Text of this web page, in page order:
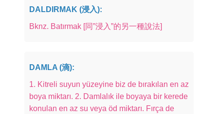
DALDIRMAK (浸入):
Bknz. Batırmak [同”浸入”的另一種說法]
DAMLA (滴):
1. Kitreli suyun yüzeyine biz de bırakılan en az
boya miktarı. 2. Damlalık ile boyaya bir kerede
konulan en az su veya öd miktarı. Fırça de